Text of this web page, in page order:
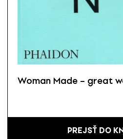
Woman Made – great
PREJSŤ DO